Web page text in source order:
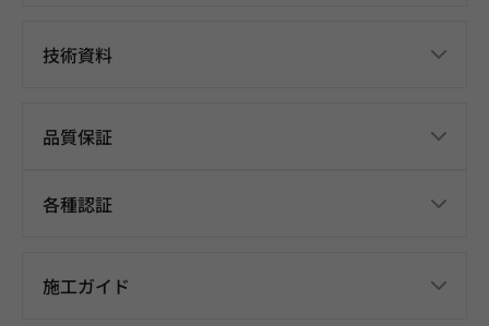
技術資料
品質保証
各種認証
施工ガイド